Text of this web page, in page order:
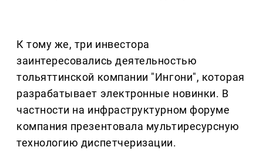
К тому же, три инвестора
заинтересовались деятельностью
тольяттинской компании "Ингони", которая
разрабатывает электронные новинки. В
частности на инфраструктурном форуме
компания презентовала мультиресурсную
технологию диспетчеризации.